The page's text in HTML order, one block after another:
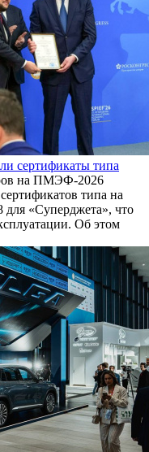
сертификаты типа
на ПМЭФ-2026
типа на
для «Суперджета», что
Об этом